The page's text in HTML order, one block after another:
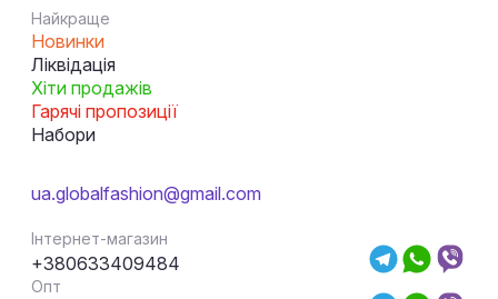
Найкраще
Новинки
Ліквідація
Хіти продажів
Гарячі пропозиції
Набори
ua.globalfashion@gmail.com
Інтернет-магазин
+380633409484
Опт